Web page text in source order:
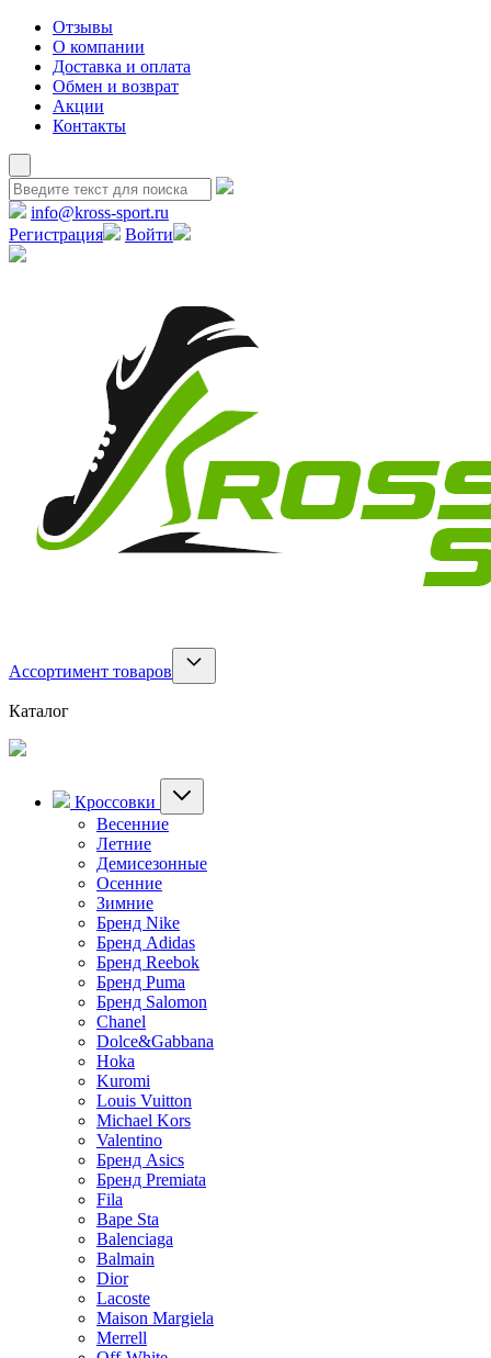
Отзывы
О компании
Доставка и оплата
Обмен и возврат
Акции
Контакты
info@kross-sport.ru
Регистрация
Войти
Ассортимент товаров
Каталог
Кроссовки
Весенние
Летние
Демисезонные
Осенние
Зимние
Бренд Nike
Бренд Adidas
Бренд Reebok
Бренд Puma
Бренд Salomon
Chanel
Dolce&Gabbana
Hoka
Kuromi
Louis Vuitton
Michael Kors
Valentino
Бренд Asics
Бренд Premiata
Fila
Bape Sta
Balenciaga
Balmain
Dior
Lacoste
Maison Margiela
Merrell